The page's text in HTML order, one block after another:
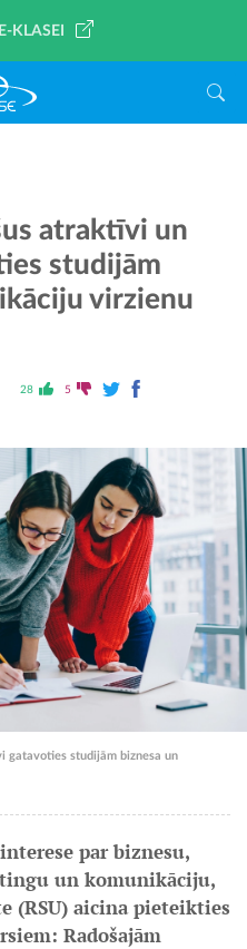
KLASEI
atraktīvi un
studijām
virzienu
28 5
gatavoties studijām biznesa un
par biznesu,
un komunikāciju,
(RSU) aicina pieteikties
Radošajām